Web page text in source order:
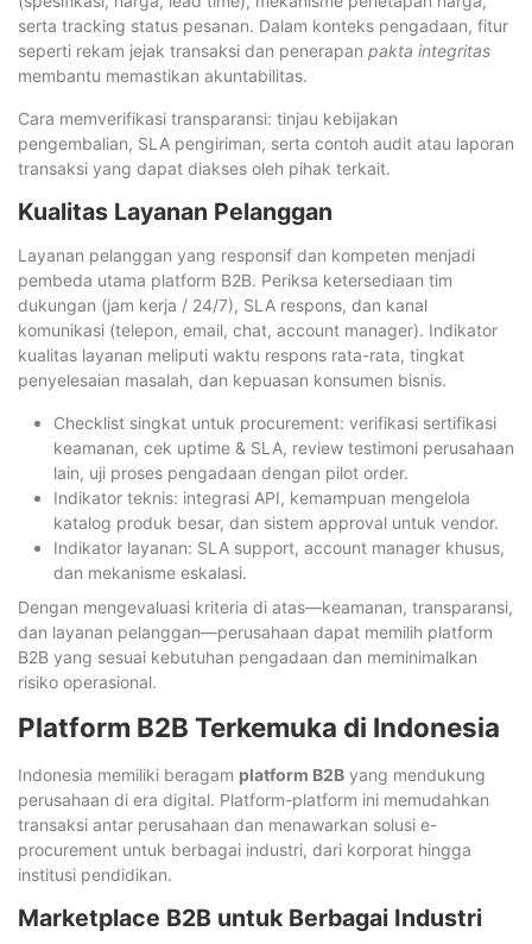
serta tracking status pesanan. Dalam konteks pengadaan, fitur
seperti rekam jejak transaksi dan penerapan pakta integritas
membantu memastikan akuntabilitas.
Cara memverifikasi transparansi: tinjau kebijakan
pengembalian, SLA pengiriman, serta contoh audit atau laporan
transaksi yang dapat diakses oleh pihak terkait.
Kualitas Layanan Pelanggan
Layanan pelanggan yang responsif dan kompeten menjadi
pembeda utama platform B2B. Periksa ketersediaan tim
dukungan (jam kerja / 24/7), SLA respons, dan kanal
komunikasi (telepon, email, chat, account manager). Indikator
kualitas layanan meliputi waktu respons rata-rata, tingkat
penyelesaian masalah, dan kepuasan konsumen bisnis.
Checklist singkat untuk procurement: verifikasi sertifikasi
keamanan, cek uptime & SLA, review testimoni perusahaan
lain, uji proses pengadaan dengan pilot order.
Indikator teknis: integrasi API, kemampuan mengelola
katalog produk besar, dan sistem approval untuk vendor.
Indikator layanan: SLA support, account manager khusus,
dan mekanisme eskalasi.
Dengan mengevaluasi kriteria di atas—keamanan, transparansi,
dan layanan pelanggan—perusahaan dapat memilih platform
B2B yang sesuai kebutuhan pengadaan dan meminimalkan
risiko operasional.
Platform B2B Terkemuka di Indonesia
Indonesia memiliki beragam platform B2B yang mendukung
perusahaan di era digital. Platform-platform ini memudahkan
transaksi antar perusahaan dan menawarkan solusi e-
procurement untuk berbagai industri, dari korporat hingga
institusi pendidikan.
Marketplace B2B untuk Berbagai Industri